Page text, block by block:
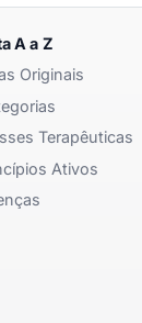
A a Z
Originais
Terapêuticas
Ativos